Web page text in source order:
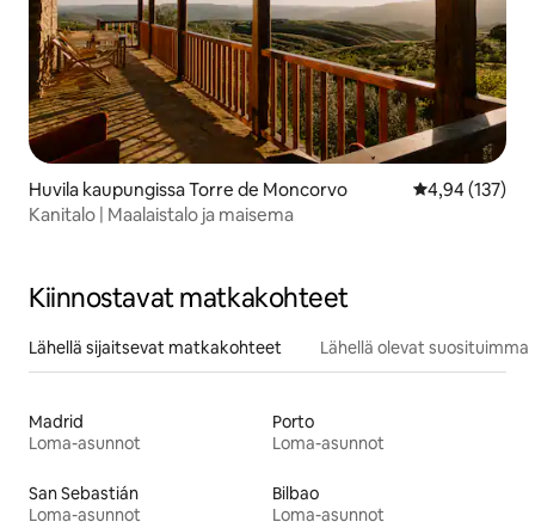
Huvila kaupungissa Torre de Moncorvo
4,94 (137)
Kanitalo | Maalaistalo ja maisema
Kiinnostavat matkakohteet
Lähellä sijaitsevat matkakohteet Lähellä olevat
Madrid
Loma-asunnot
Porto
Loma-asunnot
San Sebastián
Loma-asunnot
Bilbao
Loma-asunnot